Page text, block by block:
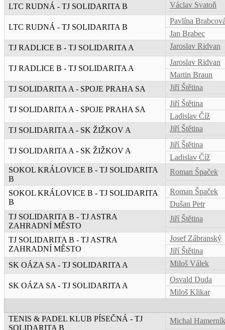
LTC RUDNÁ - TJ SOLIDARITA B Václav Svatoň
LTC RUDNÁ - TJ SOLIDARITA B
Pavlína
Jan Brabec
TJ RADLICE B - TJ SOLIDARITA A
Jaroslav Ridvan
TJ RADLICE B - TJ SOLIDARITA A
Jaroslav Ridvan
Martin Braun
TJ SOLIDARITA A - SPOJE PRAHA SA
Jiří Štětina
TJ SOLIDARITA A - SPOJE PRAHA SA
Jiří Štětina
Ladislav Číž
TJ SOLIDARITA A - SK ŽIŽKOV A
Jiří Štětina
TJ SOLIDARITA A - SK ŽIŽKOV A
Jiří Štětina
Ladislav Číž
SOKOL KRÁLOVICE B - TJ SOLIDARITA
B
Roman Špaček
SOKOL KRÁLOVICE B - TJ SOLIDARITA
B
Roman Špaček
Dušan Petr
TJ SOLIDARITA B - TJ ASTRA
ZAHRADNÍ MĚSTO
Jiří Štětina
TJ SOLIDARITA B - TJ ASTRA
ZAHRADNÍ MĚSTO
Josef Zábranský
Jiří Štětina
SK OÁZA SA - TJ SOLIDARITA A
Miloš Válek
SK OÁZA SA - TJ SOLIDARITA A
Osvald Duda
Miloš Klikar
TENIS & PADEL KLUB PÍSEČNÁ - TJ
SOLIDARITA B
Michal Hamerník